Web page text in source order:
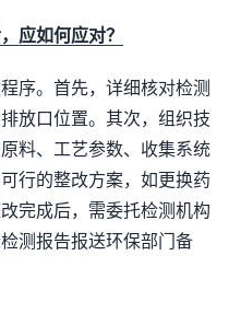
应如何应对？
序。首先，详细核对检测
放口位置。其次，组织技
料、工艺参数、收集系统
行的整改方案，如更换药
完成后，需委托检测机构
测报告报送环保部门备